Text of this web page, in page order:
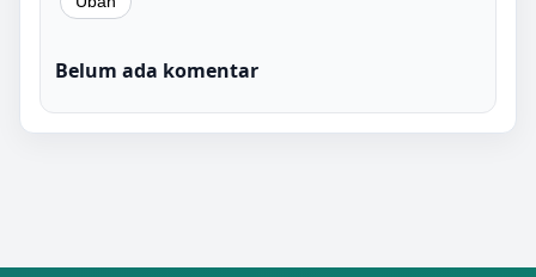
Belum ada komentar